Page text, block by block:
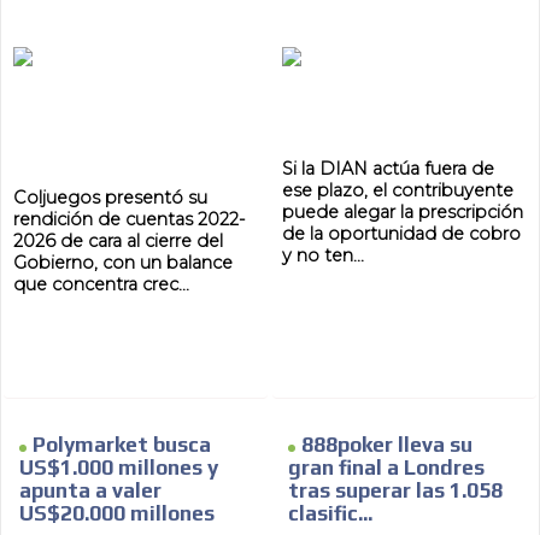
Coljuegos presentó su
rendición de cuentas 2022-
2026 de cara al cierre del
Gobierno, con un balance
que concentra crec...
Si la DIAN actúa fuera de
ese plazo, el contribuyente
puede alegar la prescripción
de la oportunidad de cobro
y no ten...
Polymarket busca
US$1.000 millones y
apunta a valer
US$20.000 millones
888poker lleva su
gran final a Londres
tras superar las 1.058
clasific...